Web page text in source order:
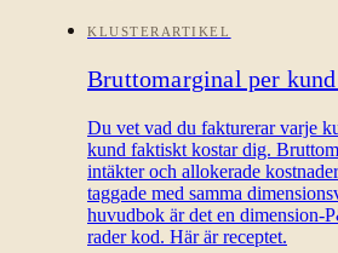
KLUSTERARTIKEL
Bruttomarginal per
Du vet vad du fakturerar varje
kund faktiskt kostar dig.
intäkter och allokerade
taggade med samma
huvudbok är det en dimension-
rader kod. Här är receptet.